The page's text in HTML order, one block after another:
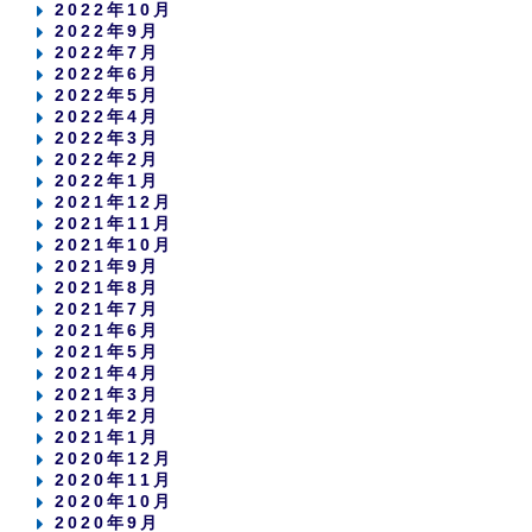
2022年10月
2022年9月
2022年7月
2022年6月
2022年5月
2022年4月
2022年3月
2022年2月
2022年1月
2021年12月
2021年11月
2021年10月
2021年9月
2021年8月
2021年7月
2021年6月
2021年5月
2021年4月
2021年3月
2021年2月
2021年1月
2020年12月
2020年11月
2020年10月
2020年9月